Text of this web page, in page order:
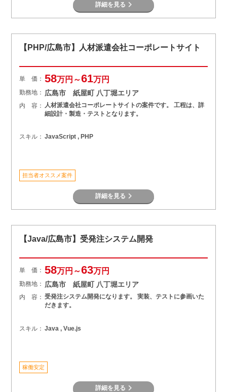
詳細を見る
【PHP/広島市】人材派遣会社コーポレートサイト
単 価： 58万円～61万円
勤務地： 広島市 紙屋町 八丁堀エリア
内 容：
人材派遣会社コーポレートサイトの案件です。 工程は、詳
細設計・製造・テストとなります。
スキル： JavaScript , PHP
担当者オススメ案件
詳細を見る
【Java/広島市】受発注システム開発
単 価： 58万円～63万円
勤務地： 広島市 紙屋町 八丁堀エリア
内 容： 受発注システム開発になります。 実装、テストに参画いた
だきます。
スキル： Java , Vue.js
稼働安定
詳細を見る